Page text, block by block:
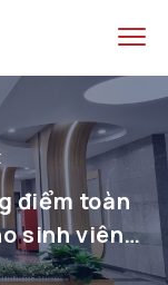
điểm toàn
sinh viên
đợt tháng